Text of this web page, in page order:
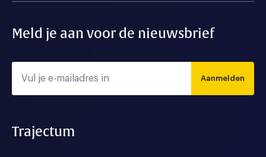
Meld je aan voor de nieuwsbrief
Aanmelden
Trajectum